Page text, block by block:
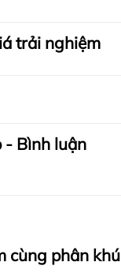
trải nghiệm
- Bình luận
cùng phân